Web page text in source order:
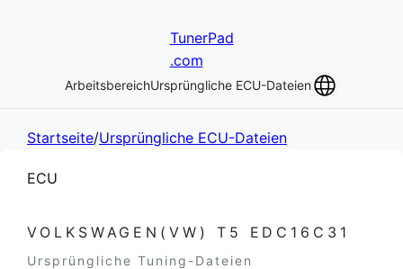
TunerPad
.com
ArbeitsbereichUrsprüngliche ECU-Dateien
Startseite/Ursprüngliche ECU-Dateien
ECU
VOLKSWAGEN(VW) T5 EDC16C31
Ursprüngliche Tuning-Dateien